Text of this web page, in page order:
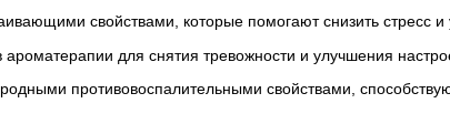
свойствами, которые помогают снизить стресс и
для снятия тревожности и улучшения
противовоспалительными свойствами,